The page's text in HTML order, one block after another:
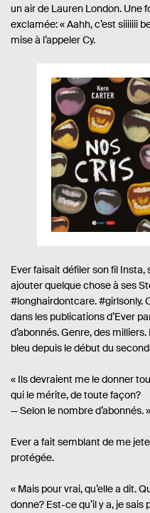
un air de Lauren London. Une
exclamée: « Aahh, c’est siiiiiii
mise à l’appeler Cy.
Ever faisait défiler son fil
ajouter quelque chose à ses
#longhairdontcare. #girlsonly.
dans les publications d’Ever
d’abonnés. Genre, des
bleu depuis le début du
« Ils devraient me le donner
qui le mérite, de toute façon?
— Selon le nombre d’abonnés. »
Ever a fait semblant de me
protégée.
« Mais pour vrai, qu’elle a dit.
donne? Est-ce qu’il y a, je